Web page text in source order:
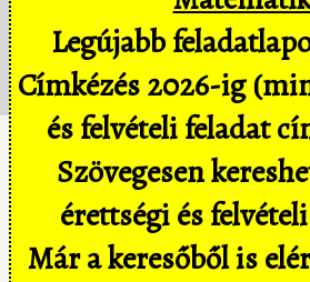
Legújabb
Címkézés 2026-ig
és felvételi feladat
Szövegesen
érettségi és
Már a keresőből is